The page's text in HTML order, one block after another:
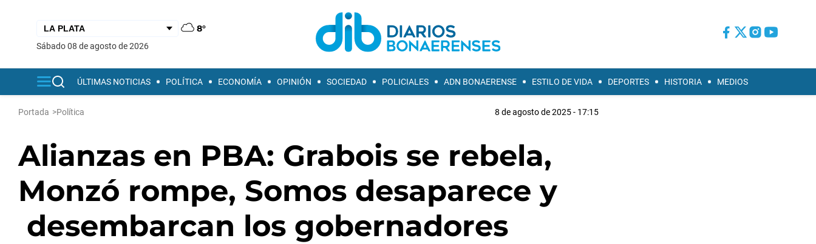
8°
sábado 08 de agosto de 2026
ÚLTIMAS NOTICIAS POLÍTICA ECONOMÍA OPINIÓN SOCIEDAD POLICIALES ADN BONAERENSE ESTILO DE VIDA DEPORTES HISTORIA MEDIOS
Portada >Política 8 de agosto de 2025 - 17:15
Alianzas en PBA: Grabois se rebela,
Monzó rompe, Somos desaparece y
desembarcan los gobernadores